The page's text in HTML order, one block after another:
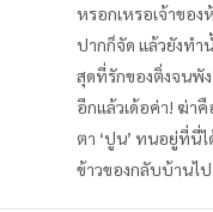
หรอกเหรอเจ้าขอ
ปากก็จัด แล้วยังทำ
สุดที่รักของติ่งจนพัง
อีกแล้วเด้อค่า! ฆ่า
ตา ‘ปูน’ ทนอยู่ที่นี่
ข้าวของกลับบ้านไ